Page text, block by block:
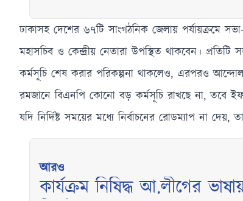
ঢাকাসহ দেশের ৬৭টি সাংগঠনিক জেলায় পর্যায়ক্রমে
মহাসচিব ও কেন্দ্রীয় নেতারা উপস্থিত থাকবেন।
কর্মসূচি শেষ করার পরিকল্পনা থাকলেও, এরপরও
রমজানে বিএনপি কোনো বড় কর্মসূচি রাখছে না, তবে
যদি নির্দিষ্ট সময়ের মধ্যে নির্বাচনের রোডম্যাপ না
আরও
কার্যক্রম নিষিদ্ধ আ.লীগের